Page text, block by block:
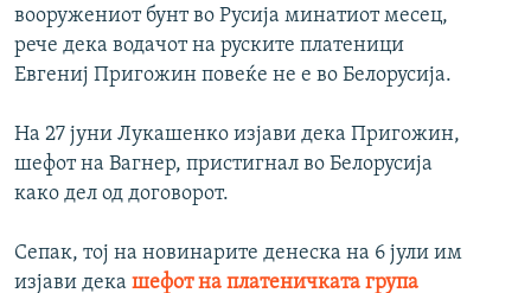
вооружениот бунт во Русија минатиот месец,
рече дека водачот на руските платеници
Евгениј Пригожин повеќе не е во Белорусија.
На 27 јуни Лукашенко изјави дека Пригожин,
шефот на Вагнер, пристигнал во Белорусија
како дел од договорот.
Сепак, тој на новинарите денеска на 6 јули им
изјави дека шефот на платеничката група